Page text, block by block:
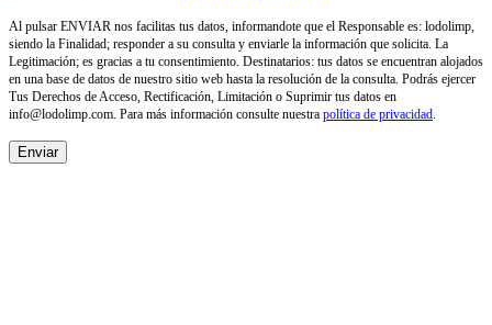
Al pulsar ENVIAR nos facilitas tus datos, informandote que el Responsable es: lodolimp,
siendo la Finalidad; responder a su consulta y enviarle la información que solicita. La
Legitimación; es gracias a tu consentimiento. Destinatarios: tus datos se encuentran alojados
en una base de datos de nuestro sitio web hasta la resolución de la consulta. Podrás ejercer
Tus Derechos de Acceso, Rectificación, Limitación o Suprimir tus datos en
info@lodolimp.com . Para más información consulte nuestra política de privacidad